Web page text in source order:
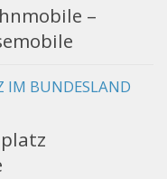
–
IM BUNDESLAND